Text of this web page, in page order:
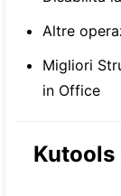
Altre
Migliori
in Office
Kutools